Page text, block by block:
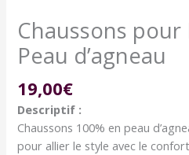
Chaussons pour
Peau d’agneau
19,00€
Descriptif :
Chaussons 100% en peau
pour allier le style avec le